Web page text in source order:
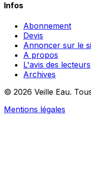
Infos
Abonnement
Devis
Annoncer sur le
A propos
L'avis des lecteurs
Archives
© 2026 Veille Eau.
Mentions légales